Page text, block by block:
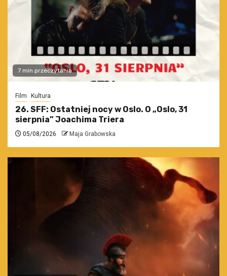
7 min przeczytania
Film Kultura
26. SFF: Ostatniej nocy w Oslo. O „Oslo, 31
sierpnia” Joachima Triera
05/08/2026 Maja Grabowska